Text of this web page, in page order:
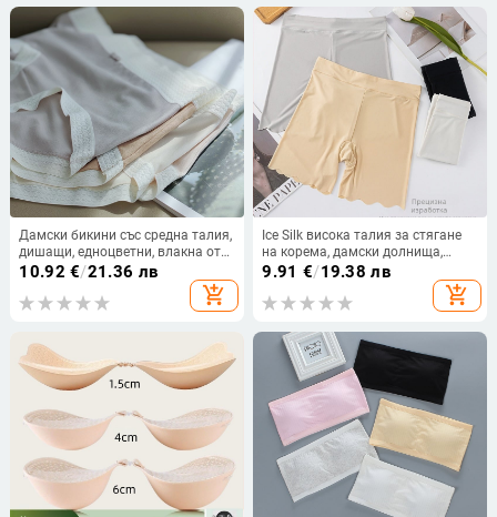
Дамски бикини със средна талия,
дишащи, едноцветни, влакна от
регенерирана целулоза, вложка
10.92 €/21.36 лв
add_shopping_cart
Ice Silk висока талия за стягане
на корема, дамски долнища,
дишащи, безшевни, плюс размер
9.91 €/19.38 лв
add_shopping_cart